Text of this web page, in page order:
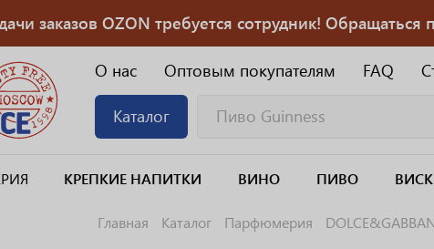
заказов OZON требуется сотрудник!
О нас Оптовым покупателям FAQ
Каталог
КРЕПКИЕ НАПИТКИ ВИНО ПИВО
Главная Каталог Парфюмерия